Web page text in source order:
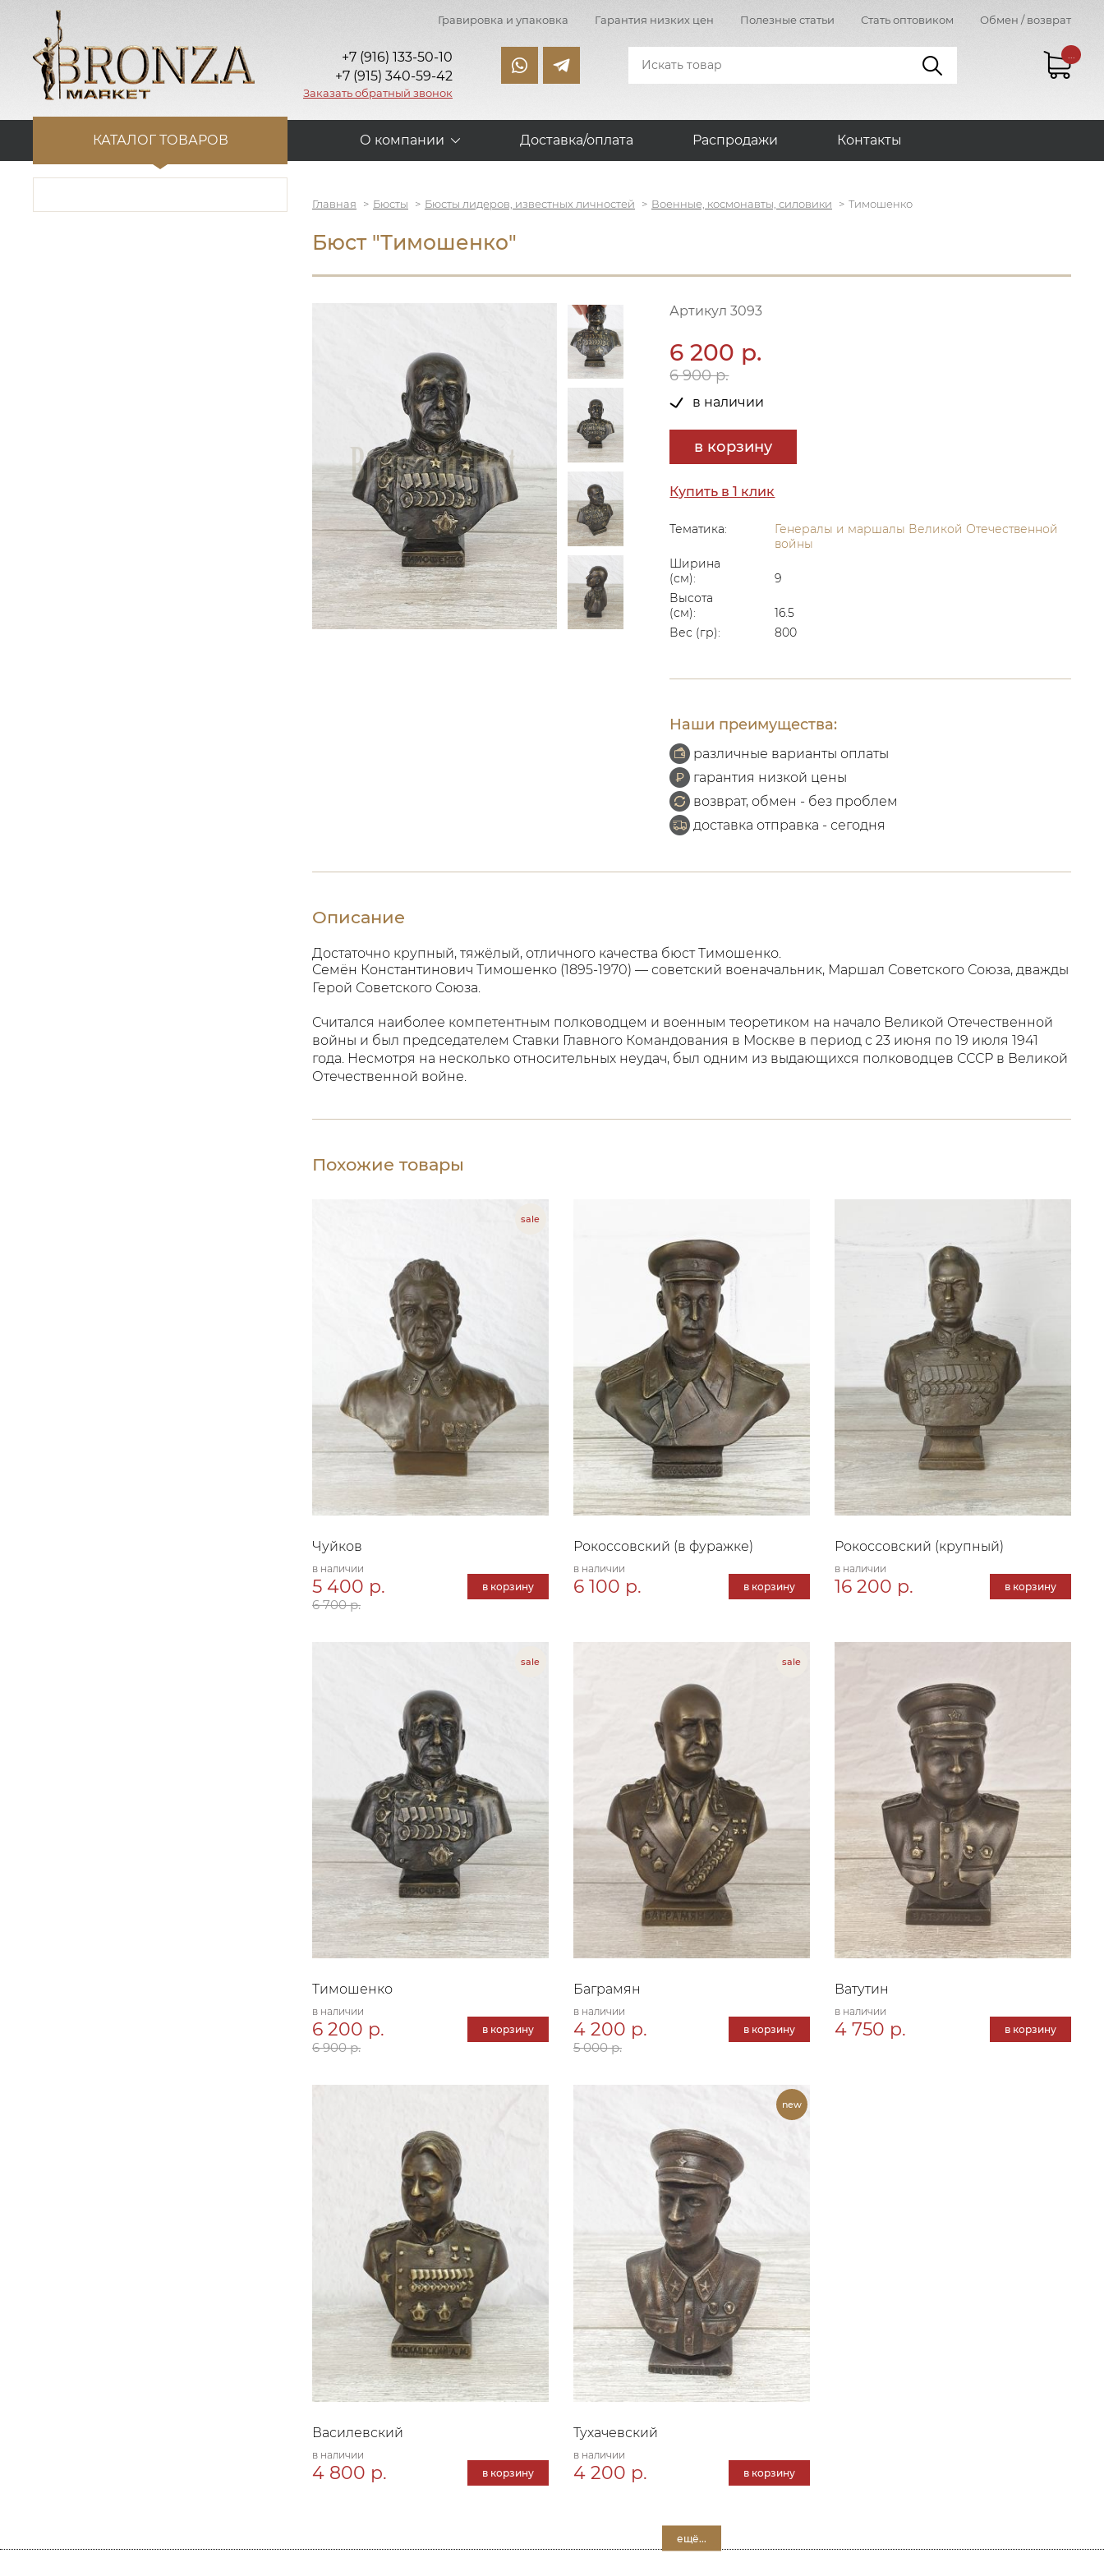
Гравировка и упаковка Гарантия низких цен Полезные статьи Стать оптовиком Обмен / возврат
+7 (916) 133-50-10
+7 (915) 340-59-42
Заказать обратный звонок
...
КАТАЛОГ ТОВАРОВ О компании Доставка/оплата Распродажи Контакты
Главная Бюсты Бюсты лидеров, известных личностей Военные, космонавты, силовики Тимошенко
Бюст "Тимошенко"
Артикул 3093
6 200 р.
6 900 р.
в наличии
в корзину
Купить в 1 клик
Тематика:
Генералы и маршалы Великой Отечественной
войны
Ширина
(см):
9
Высота
(см):
16.5
Вес (гр):
800
Наши преимущества:
различные варианты оплаты
гарантия низкой цены
возврат, обмен - без проблем
доставка отправка - сегодня
Описание
Достаточно крупный, тяжёлый, отличного качества бюст Тимошенко.
Семён Константинович Тимошенко (1895-1970) — советский военачальник, Маршал Советского Союза, дважды
Герой Советского Союза.
Считался наиболее компетентным полководцем и военным теоретиком на начало Великой Отечественной
войны и был председателем Ставки Главного Командования в Москве в период с 23 июня по 19 июля 1941
года. Несмотря на несколько относительных неудач, был одним из выдающихся полководцев СССР в Великой
Отечественной войне.
Похожие товары
Чуйков
в наличии
5 400 р.
6 700 р.
в корзину
Рокоссовский (в фуражке)
в наличии
6 100 р. в корзину
Рокоссовский (крупный)
в наличии
16 200 р. в корзину
Тимошенко
в наличии
6 200 р.
6 900 р.
в корзину
Баграмян
в наличии
4 200 р.
5 000 р.
в корзину
Ватутин
в наличии
4 750 р. в корзину
Василевский
в наличии
4 800 р. в корзину
Тухачевский
в наличии
4 200 р. в корзину
ещё...